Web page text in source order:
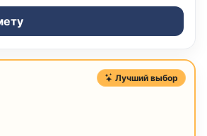
Лучший выбор